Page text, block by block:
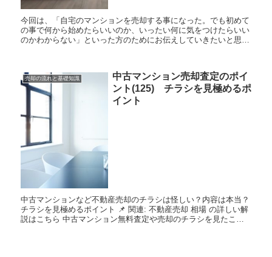
今回は、「自宅のマンションを売却する事になった。でも初めて
の事で何から始めたらいいのか、いったい何に気をつけたらいい
のかわからない」といった方のためにお伝えしていきたいと思い
売却の流れと基礎知識
中古マンション売却査定のポイ
ント(125) チラシを見極めるポ
イント
中古マンションなど不動産売却のチラシは怪しい？内容は本当？
チラシを見極めるポイント 📌 関連: 不動産売却 相場 の詳しい解
説はこちら 中古マンション無料査定や売却のチラシを見たこと